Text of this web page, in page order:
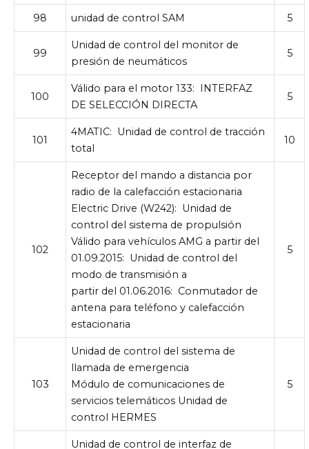
98 unidad de control SAM 5
99
Unidad de control del monitor de
presión de neumáticos
5
100
Válido para el motor 133: INTERFAZ
DE SELECCIÓN DIRECTA
5
101
4MATIC: Unidad de control de tracción
total
10
102
Receptor del mando a distancia por
radio de la calefacción estacionaria
Electric Drive (W242): Unidad de
control del sistema de propulsión
Válido para vehículos AMG a partir del
01.09.2015: Unidad de control del
modo de transmisión a
partir del 01.06.2016: Conmutador de
antena para teléfono y calefacción
estacionaria
5
103
Unidad de control del sistema de
llamada de emergencia
Módulo de comunicaciones de
servicios telemáticos Unidad de
control HERMES
5
Unidad de control de interfaz de